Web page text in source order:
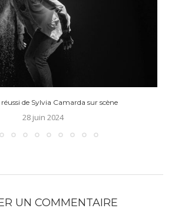
de Sylvia Camarda sur scène
28 juin 2024
UN COMMENTAIRE